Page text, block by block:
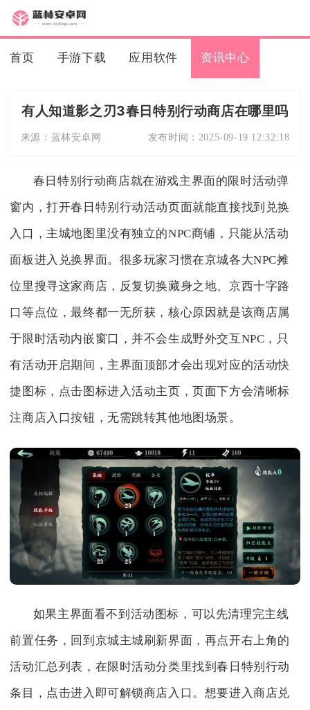
首页 手游下载 应用软件 资讯中心
有人知道影之刃3春日特别行动商店在哪里吗
来源： 蓝林安卓网 发布时间： 2025-09-19 12:32:18
春日特别行动商店就在游戏主界面的限时活动弹
窗内，打开春日特别行动活动页面就能直接找到兑换
入口，主城地图里没有独立的NPC商铺，只能从活动
面板进入兑换界面。很多玩家习惯在京城各大NPC摊
位里搜寻这家商店，反复切换藏身之地、京西十字路
口等点位，最终都一无所获，核心原因就是该商店属
于限时活动内嵌窗口，并不会生成野外交互NPC，只
有活动开启期间，主界面顶部才会出现对应的活动快
捷图标，点击图标进入活动主页，页面下方会清晰标
注商店入口按钮，无需跳转其他地图场景。
如果主界面看不到活动图标，可以先清理完主线
前置任务，回到京城主城刷新界面，再点开右上角的
活动汇总列表，在限时活动分类里找到春日特别行动
条目，点击进入即可解锁商店入口。想要进入商店兑